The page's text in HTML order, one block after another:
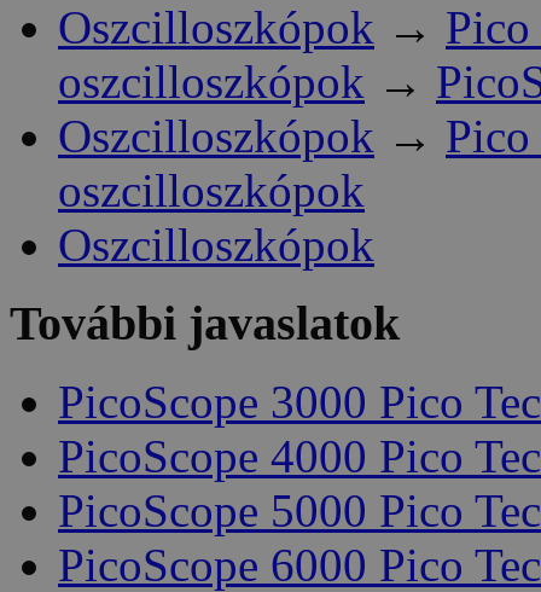
Oszcilloszkópok →
oszcilloszkópok →
Oszcilloszkópok →
oszcilloszkópok
Oszcilloszkópok
További javaslatok
PicoScope 3000 Pico
PicoScope 4000 Pico
PicoScope 5000 Pico
PicoScope 6000 Pico